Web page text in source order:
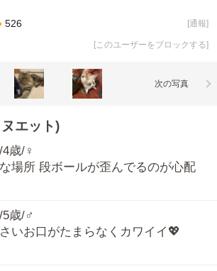
526 [通報]
[このユーザーをブロックする]
次の写真
エット)
4歳/♀
場所 段ボールが歪んでるのが心配
5歳/♂
いお口がたまらなくカワイイ💖